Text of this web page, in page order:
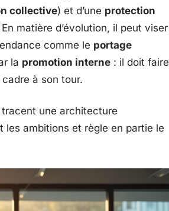
collective) et d’une protection
matière d’évolution, il peut viser
comme le portage
la promotion interne : il doit faire
à son tour.
une architecture
ambitions et règle en partie le